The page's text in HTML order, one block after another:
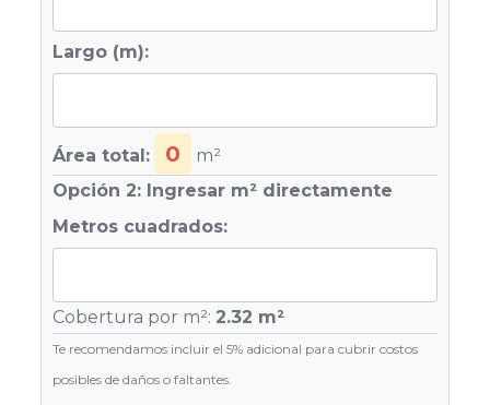
Largo (m):
Área total: 0
m²
Opción 2: Ingresar m² directamente
Metros cuadrados:
Cobertura por m²: 2.32 m²
Te recomendamos incluir el 5% adicional para cubrir costos
posibles de daños o faltantes.